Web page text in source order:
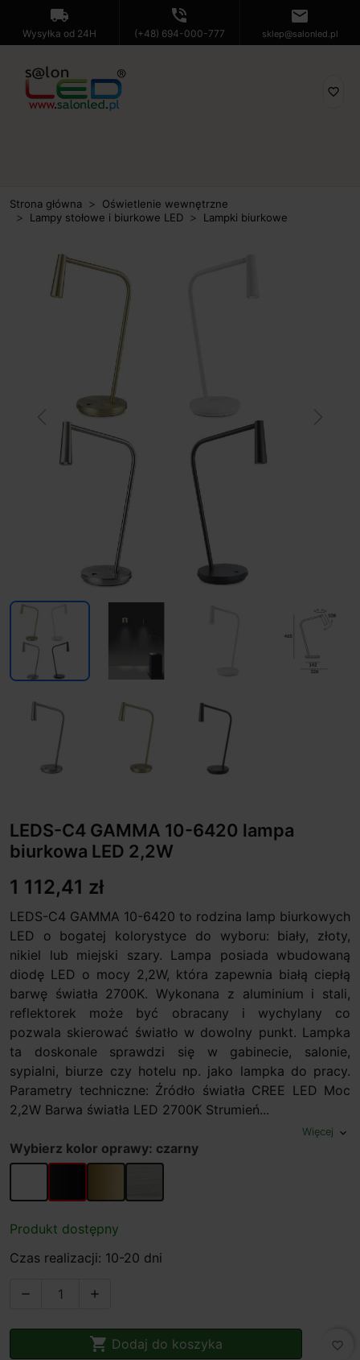
local_shipping
Wysyłka od 24H
phone_in_talk
(+48) 694-000-777
mail
sklep@salonled.pl
favorite_border
Strona główna
Oświetlenie wewnętrzne
Lampy stołowe i biurkowe LED
Lampki biurkowe
Previous
LEDS-C4 GAMMA 10-6420 lampa
biurkowa LED 2,2W
1 112,41 zł
LEDS-C4 GAMMA 10-6420 to rodzina lamp biurkowych
LED o bogatej kolorystyce do wyboru: biały, złoty,
nikiel lub miejski szary. Lampa posiada wbudowaną
diodę LED o mocy 2,2W, która zapewnia białą ciepłą
barwę światła 2700K. Wykonana z aluminium i stali,
reflektorek może być obracany i wychylany co
pozwala skierować światło w dowolny punkt. Lampka
ta doskonale sprawdzi się w gabinecie, salonie,
sypialni, biurze czy hotelu np. jako lampka do pracy.
Parametry techniczne: Źródło światła CREE LED Moc
2,2W Barwa światła LED 2700K Strumień...
Więcej expand_more
Wybierz kolor oprawy: czarny
biały czarnyzłoty nikiel
Produkt dostępny
Czas realizacji: 10-20 dni
 
 Dodaj do koszyka favorite_border